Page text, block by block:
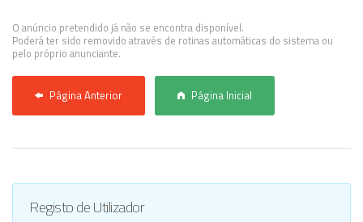
O anúncio pretendido já não se encontra disponível.
Poderá ter sido removido através de rotinas automáticas do sistema ou
pelo próprio anunciante.
Página Anterior Página Inicial
Registo de Utilizador